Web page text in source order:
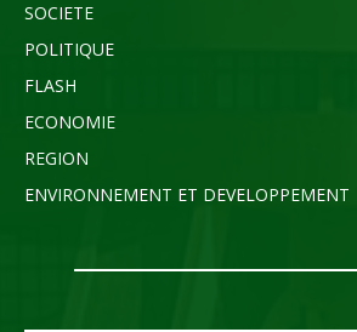
SOCIETE
POLITIQUE
FLASH
ECONOMIE
REGION
ENVIRONNEMENT ET DEVELOPPEMENT